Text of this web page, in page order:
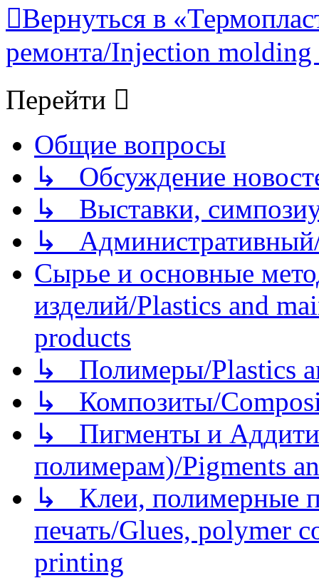
Вернуться в
ремонта/Injection molding
Перейти
Общие вопросы
↳ Обсуждение
↳ Выставки,
↳
Сырье и основные
изделий/Plastics and
products
↳ Полимеры/Plastics
↳ Композиты/
↳ Пигменты и
полимерам)/Pigments
↳ Клеи, полимерные
печать/Glues, polymer
printing